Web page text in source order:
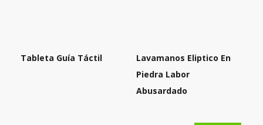
Tableta Guía Táctil
Lavamanos Eliptico En
Piedra Labor
Abusardado